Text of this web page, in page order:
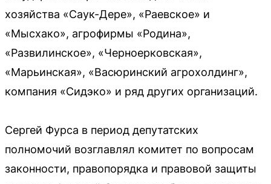
хозяйства «Саук-Дере», «Раевское» и
«Мысхако», агрофирмы «Родина»,
«Развилинское», «Черноерковская»,
«Марьинская», «Васюринский агрохолдинг»,
компания «Сидэко» и ряд других организаций.
Сергей Фурса в период депутатских
полномочий возглавлял комитет по вопросам
законности, правопорядка и правовой защиты